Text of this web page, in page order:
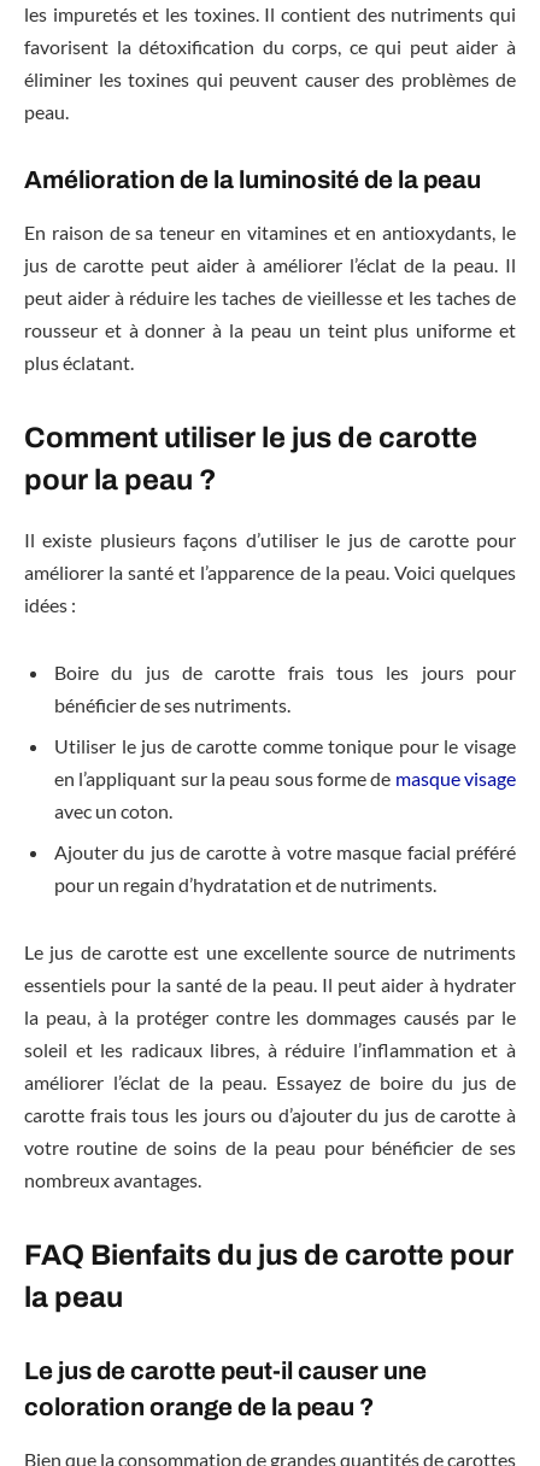
les impuretés et les toxines. Il contient des nutriments qui
favorisent la détoxification du corps, ce qui peut aider à
éliminer les toxines qui peuvent causer des problèmes de
peau.
Amélioration de la luminosité de la peau
En raison de sa teneur en vitamines et en antioxydants, le
jus de carotte peut aider à améliorer l’éclat de la peau. Il
peut aider à réduire les taches de vieillesse et les taches de
rousseur et à donner à la peau un teint plus uniforme et
plus éclatant.
Comment utiliser le jus de carotte
pour la peau ?
Il existe plusieurs façons d’utiliser le jus de carotte pour
améliorer la santé et l’apparence de la peau. Voici quelques
idées :
Boire du jus de carotte frais tous les jours pour
bénéficier de ses nutriments.
Utiliser le jus de carotte comme tonique pour le visage
en l’appliquant sur la peau sous forme de masque visage
avec un coton.
Ajouter du jus de carotte à votre masque facial préféré
pour un regain d’hydratation et de nutriments.
Le jus de carotte est une excellente source de nutriments
essentiels pour la santé de la peau. Il peut aider à hydrater
la peau, à la protéger contre les dommages causés par le
soleil et les radicaux libres, à réduire l’inflammation et à
améliorer l’éclat de la peau. Essayez de boire du jus de
carotte frais tous les jours ou d’ajouter du jus de carotte à
votre routine de soins de la peau pour bénéficier de ses
nombreux avantages.
FAQ Bienfaits du jus de carotte pour
la peau
Le jus de carotte peut-il causer une
coloration orange de la peau ?
Bien que la consommation de grandes quantités de carottes